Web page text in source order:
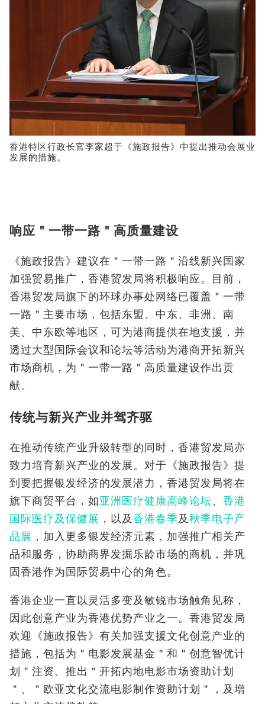
香港特区行政长官李家超于《施政报告》中提出推动会展业
发展的措施。
响应＂一带一路＂高质量建设
《施政报告》建议在＂一带一路＂沿线新兴国家
加强贸易推广，香港贸发局将积极响应。目前，
香港贸发局旗下的环球办事处网络已覆盖＂一带
一路＂主要市场，包括东盟、中东、非洲、南
美、中东欧等地区，可为港商提供在地支援，并
透过大型国际会议和论坛等活动为港商开拓新兴
市场商机，为＂一带一路＂高质量建设作出贡
献。
传统与新兴产业并驾齐驱
在推动传统产业升级转型的同时，香港贸发局亦
致力培育新兴产业的发展。对于《施政报告》提
到要把握银发经济的发展潜力，香港贸发局将在
旗下商贸平台，如亚洲医疗健康高峰论坛、 香港
国际医疗及保健展 ，以及 香港春季 及 秋季电子产
品展 ，加入更多银发经济元素，加强推广相关产
品和服务，协助商界发掘乐龄市场的商机，并巩
固香港作为国际贸易中心的角色。
香港企业一直以灵活多变及敏锐市场触角见称，
因此创意产业为香港优势产业之一。香港贸发局
欢迎《施政报告》有关加强支援文化创意产业的
措施，包括为＂电影发展基金＂和＂创意智优计
划＂注资、推出＂开拓内地电影市场资助计划
＂、＂欧亚文化交流电影制作资助计划＂
， 及增